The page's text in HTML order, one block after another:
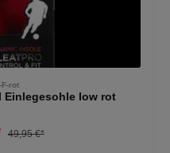
rot
Einlegesohle low rot
49,95 €*